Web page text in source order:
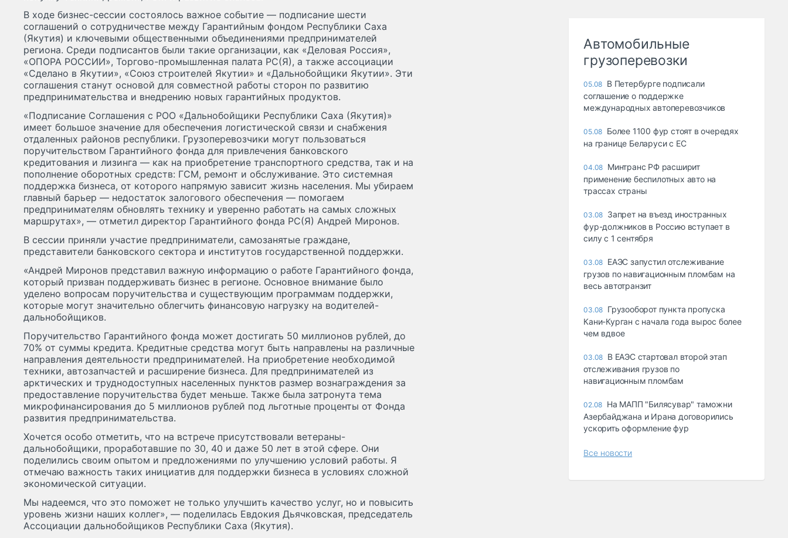
В ходе бизнес-сессии состоялось важное событие — подписание шести
соглашений о сотрудничестве между Гарантийным фондом Республики Саха
(Якутия) и ключевыми общественными объединениями предпринимателей
региона. Среди подписантов были такие организации, как «Деловая Россия»,
«ОПОРА РОССИИ», Торгово-промышленная палата РС(Я), а также ассоциации
«Сделано в Якутии», «Союз строителей Якутии» и «Дальнобойщики Якутии». Эти
соглашения станут основой для совместной работы сторон по развитию
предпринимательства и внедрению новых гарантийных продуктов.
«Подписание Соглашения с РОО «Дальнобойщики Республики Саха (Якутия)»
имеет большое значение для обеспечения логистической связи и снабжения
отдаленных районов республики. Грузоперевозчики могут пользоваться
поручительством Гарантийного фонда для привлечения банковского
кредитования и лизинга — как на приобретение транспортного средства, так и на
пополнение оборотных средств: ГСМ, ремонт и обслуживание. Это системная
поддержка бизнеса, от которого напрямую зависит жизнь населения. Мы убираем
главный барьер — недостаток залогового обеспечения — помогаем
предпринимателям обновлять технику и уверенно работать на самых сложных
маршрутах», — отметил директор Гарантийного фонда РС(Я) Андрей Миронов.
В сессии приняли участие предприниматели, самозанятые граждане,
представители банковского сектора и институтов государственной поддержки.
«Андрей Миронов представил важную информацию о работе Гарантийного фонда,
который призван поддерживать бизнес в регионе. Основное внимание было
уделено вопросам поручительства и существующим программам поддержки,
которые могут значительно облегчить финансовую нагрузку на водителей-
дальнобойщиков.
Поручительство Гарантийного фонда может достигать 50 миллионов рублей, до
70% от суммы кредита. Кредитные средства могут быть направлены на различные
направления деятельности предпринимателей. На приобретение необходимой
техники, автозапчастей и расширение бизнеса. Для предпринимателей из
арктических и труднодоступных населенных пунктов размер вознаграждения за
предоставление поручительства будет меньше. Также была затронута тема
микрофинансирования до 5 миллионов рублей под льготные проценты от Фонда
развития предпринимательства.
Хочется особо отметить, что на встрече присутствовали ветераны-
дальнобойщики, проработавшие по 30, 40 и даже 50 лет в этой сфере. Они
поделились своим опытом и предложениями по улучшению условий работы. Я
отмечаю важность таких инициатив для поддержки бизнеса в условиях сложной
экономической ситуации.
Мы надеемся, что это поможет не только улучшить качество услуг, но и повысить
уровень жизни наших коллег», — поделилась Евдокия Дьячковская, председатель
Ассоциации дальнобойщиков Республики Саха (Якутия).
Автомобильные
грузоперевозки
05.08 В Петербурге подписали
соглашение о поддержке
международных автоперевозчиков
05.08 Более 1100 фур стоят в очередях
на границе Беларуси с ЕС
04.08 Минтранс РФ расширит
применение беспилотных авто на
трассах страны
03.08 Запрет на въезд иностранных
фур-должников в Россию вступает в
силу с 1 сентября
03.08 ЕАЭС запустил отслеживание
грузов по навигационным пломбам на
весь автотранзит
03.08 Грузооборот пункта пропуска
Кани-Курган с начала года вырос более
чем вдвое
03.08 В ЕАЭС стартовал второй этап
отслеживания грузов по
навигационным пломбам
02.08 На МАПП "Билясувар" таможни
Азербайджана и Ирана договорились
ускорить оформление фур
Все новости